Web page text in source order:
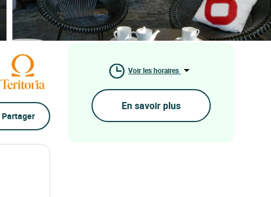
Partager
Voir les horaires
En savoir plus